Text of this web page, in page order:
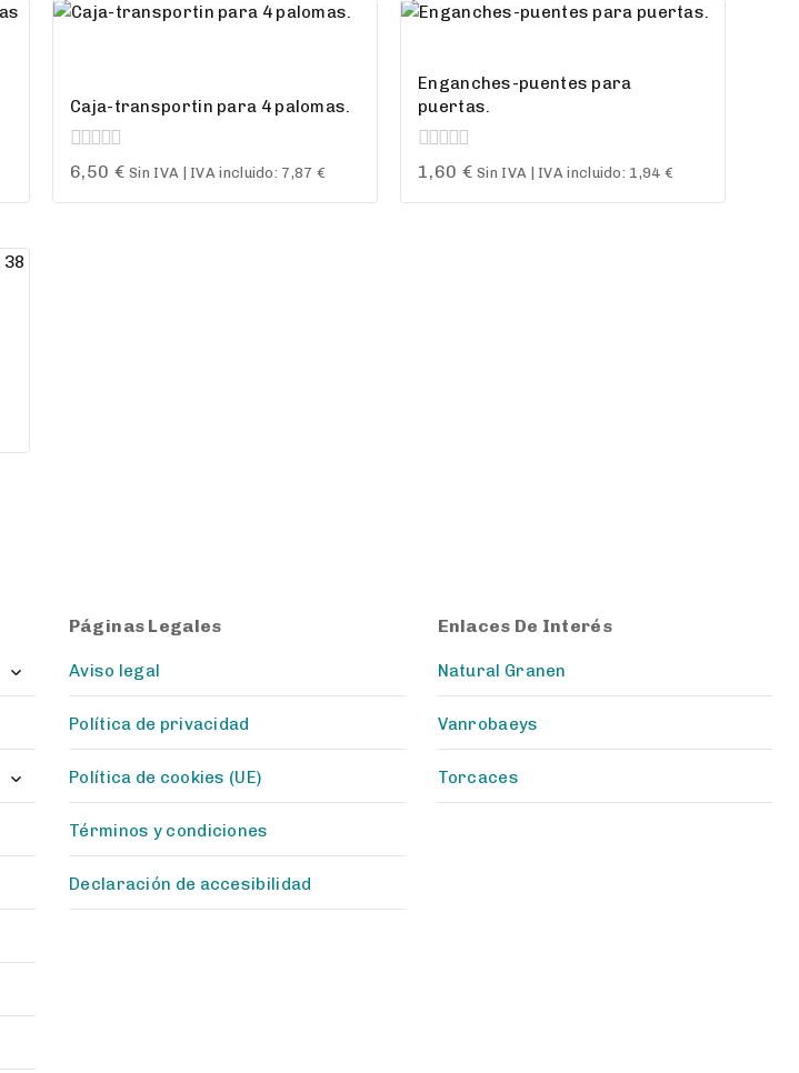
Caja-transportin para 4 palomas.
0
out
of
6,50 € Sin IVA | IVA incluido: 7,87 €
Enganches-puentes para
puertas.
0
out
of
1,60 € Sin IVA | IVA incluido: 1,94 €
Toggle
Toggle
Páginas Legales
Aviso legal
Política de privacidad
Política de cookies (UE)
Términos y condiciones
Declaración de accesibilidad
Enlaces De Interés
Natural Granen
Vanrobaeys
Torcaces